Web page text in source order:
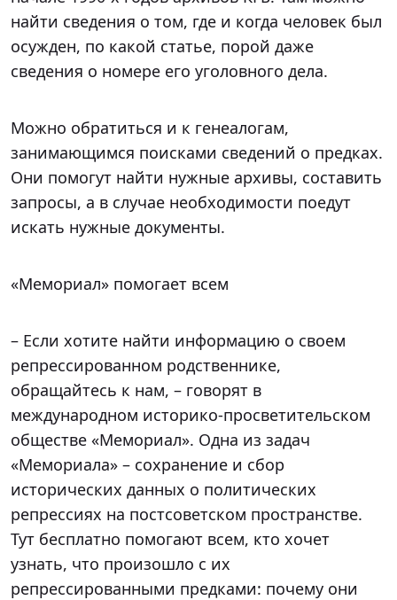
найти сведения о том, где и когда человек был
осужден, по какой статье, порой даже
сведения о номере его уголовного дела.
Можно обратиться и к генеалогам,
занимающимся поисками сведений о предках.
Они помогут найти нужные архивы, составить
запросы, а в случае необходимости поедут
искать нужные документы.
«Мемориал» помогает всем
– Если хотите найти информацию о своем
репрессированном родственнике,
обращайтесь к нам, – говорят в
международном историко-просветительском
обществе «Мемориал». Одна из задач
«Мемориала» – сохранение и сбор
исторических данных о политических
репрессиях на постсоветском пространстве.
Тут бесплатно помогают всем, кто хочет
узнать, что произошло с их
репрессированными предками: почему они